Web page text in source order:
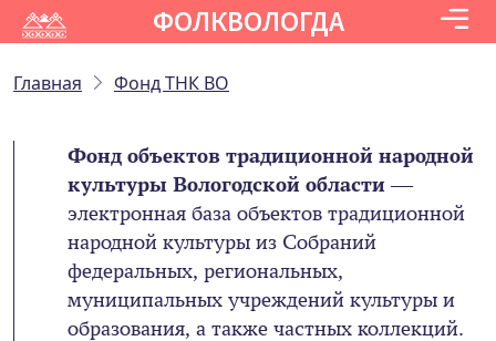
ФОЛКВОЛОГДА
Главная Фонд ТНК ВО
Фонд объектов традиционной народной
культуры Вологодской области—
электронная база объектов традиционной
народной культуры из Собраний
федеральных, региональных,
муниципальных учреждений культуры и
образования, а также частных коллекций.